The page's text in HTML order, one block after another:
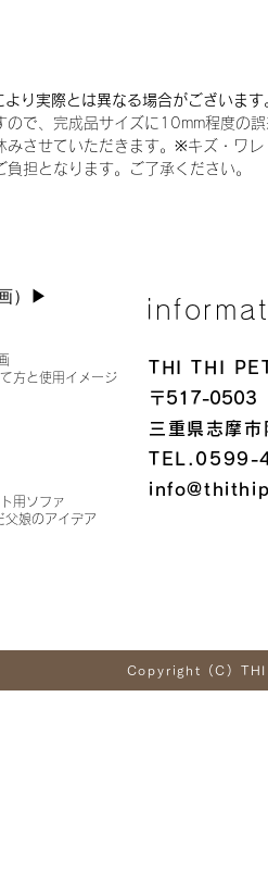
り実際とは異なる場合がございます
ので、完成品サイズに10mm程度の
みさせていただきます。※キズ・ワ
担となります。ご了承ください。
）▶︎
方と使用イメージ
ト用ソファ
娘のアイデア
THI THI
〒517-0503
三重県志摩
TEL.0599-
Copyright (C)